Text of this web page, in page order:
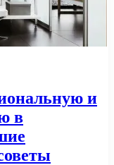
и
в